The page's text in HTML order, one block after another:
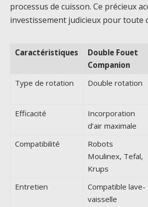
processus de cuisson. Ce précieux
investissement judicieux pour toute
Caractéristiques
Double Fouet
Companion
Type de rotation
Double rotation
Efficacité
Incorporation
d’air maximale
Compatibilité
Robots
Moulinex, Tefal,
Krups
Entretien
Compatible lave-
vaisselle